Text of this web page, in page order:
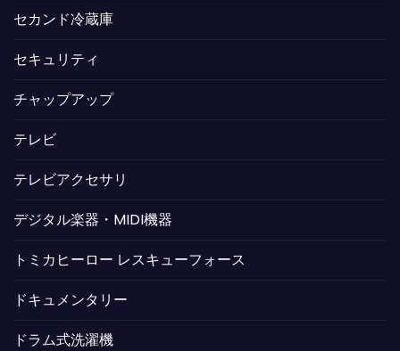
セカンド冷蔵庫
セキュリティ
チャップアップ
テレビ
テレビアクセサリ
デジタル楽器・MIDI機器
トミカヒーロー レスキューフォース
ドキュメンタリー
ドラム式洗濯機